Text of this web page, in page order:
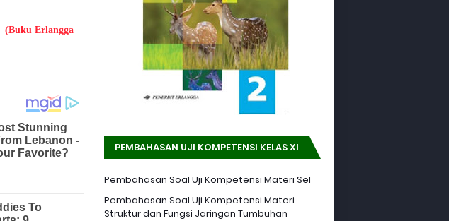
(Buku Erlangga
PEMBAHASAN UJI KOMPETENSI KELAS XI
Pembahasan Soal Uji Kompetensi Materi Sel
Pembahasan Soal Uji Kompetensi Materi
Struktur dan Fungsi Jaringan Tumbuhan